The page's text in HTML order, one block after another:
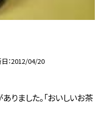
2012/04/20
りました。「おいしいお茶